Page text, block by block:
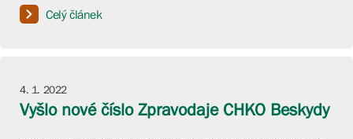
Celý článek
4. 1. 2022
Vyšlo nové číslo Zpravodaje CHKO Beskydy